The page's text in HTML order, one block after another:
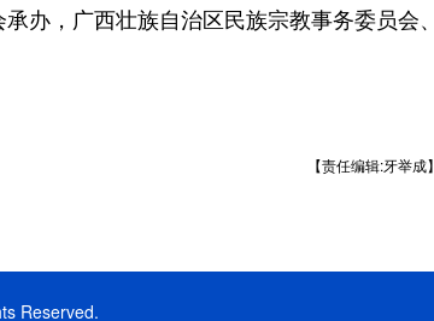
，广西壮族自治区民族宗教事务委员会、
【责任编辑:牙举成】
Reserved.